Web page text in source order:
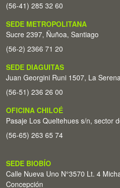
(56-41) 285 32 60
SEDE METROPOLITANA
Sucre 2397, Ñuñoa, Santiago
(56-2) 2366 71 20
SEDE DIAGUITAS
Juan Georgini Runi 1507, La
(56-51) 236 26 00
OFICINA CHILOÉ
Pasaje Los Queltehues s/n, sector
(56-65) 263 65 74
SEDE BIOBÍO
Calle Nueva Uno N°3570 Lt. 4
Concepción